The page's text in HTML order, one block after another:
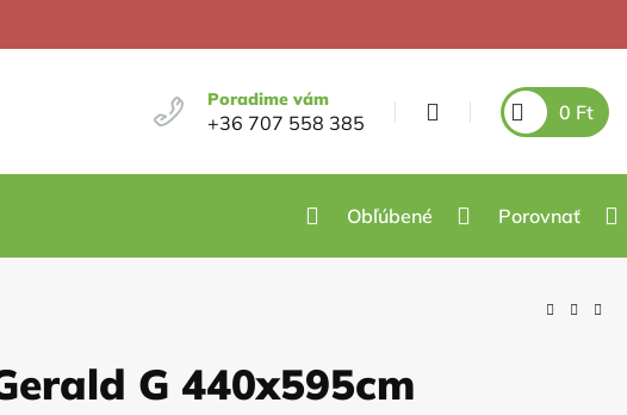
Poradime vám
+36 707 558 385 0 Ft
Obľúbené Porovnať
G 440x595cm